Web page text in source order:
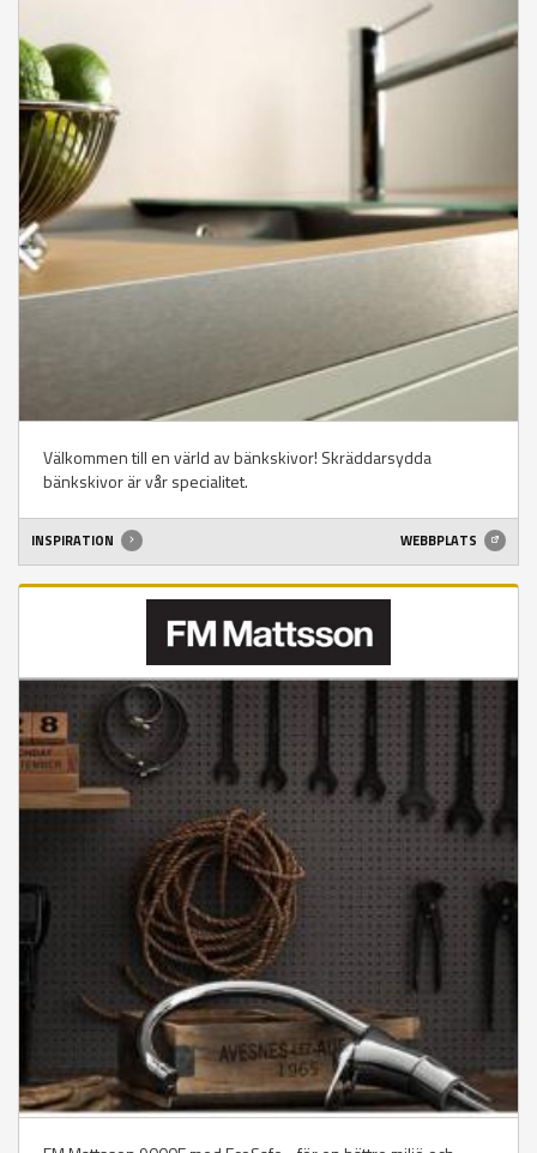
Välkommen till en värld av bänkskivor! Skräddarsydda
bänkskivor är vår specialitet.
INSPIRATION WEBBPLATS